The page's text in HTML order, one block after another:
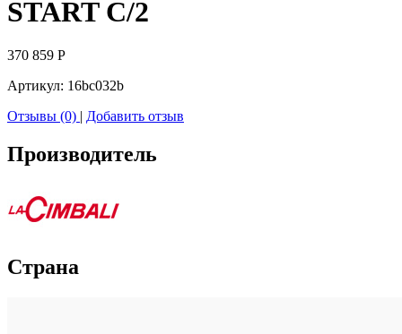
START C/2
370 859 Р
Артикул: 16bc032b
Отзывы (0) | Добавить отзыв
Производитель
Страна